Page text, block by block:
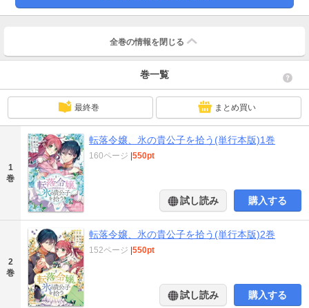
全巻の情報を 閉じる
巻一覧
最終巻 まとめ買い
1
巻
転落令嬢、氷の貴公子を拾う(単行本版)1巻
160ページ |550pt
試し読み 購入する
2
巻
転落令嬢、氷の貴公子を拾う(単行本版)2巻
152ページ |550pt
試し読み 購入する